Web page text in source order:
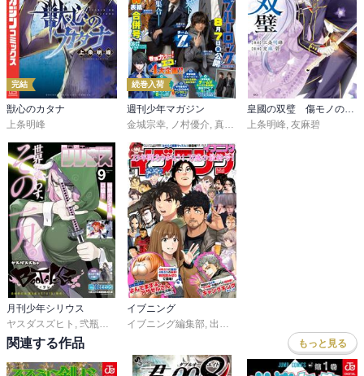
完結
獣心のカタナ
上条明峰
続巻入荷
週刊少年マガジン
金城宗幸, ノ村優介, 真島ヒロ ,宮島礼吏,新川直司
皇國の双璧 傷モノの花嫁 外伝
上条明峰, 友麻碧
月刊少年シリウス
ヤスダスズヒト
弐瓶勉 ＯＮＥ,あずま京太郎 ,ｂｏｓｅ
イブニング
イブニング編集部 出端祐大
関連する作品 もっと見る